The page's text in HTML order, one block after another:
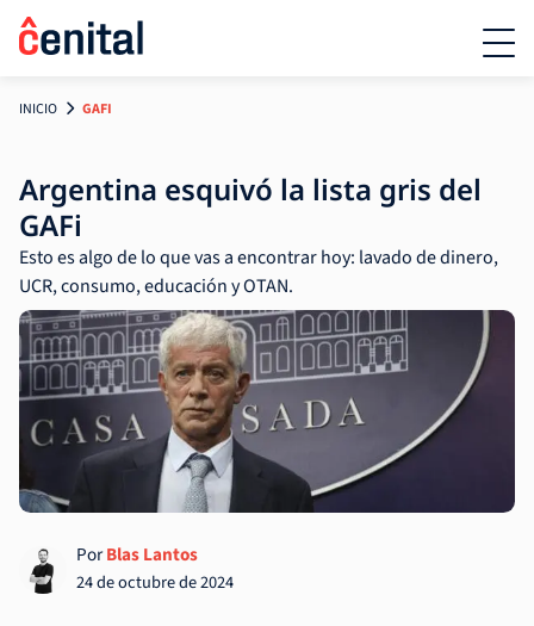
INICIO GAFI
Argentina esquivó la lista gris del
GAFi
Esto es algo de lo que vas a encontrar hoy: lavado de dinero,
UCR, consumo, educación y OTAN.
PorBlas Lantos
24 de octubre de 2024